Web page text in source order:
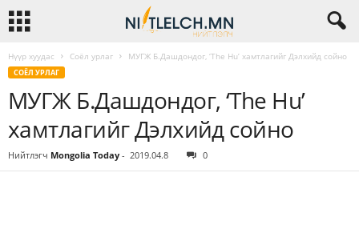
Нүүр хуудас Соёл урлаг МУГЖ Б.Дашдондог, ‘The Hu’ хамтлагийг Дэлхийд сойно
СОЁЛ УРЛАГ
МУГЖ Б.Дашдондог, ‘The Hu’
хамтлагийг Дэлхийд сойно
Нийтлэгч Mongolia Today - 2019.04.8 0